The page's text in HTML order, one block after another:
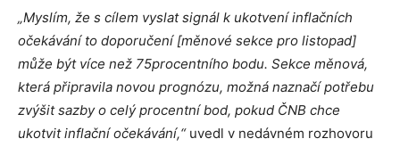
„Myslím, že s cílem vyslat signál k ukotvení inflačních
očekávání to doporučení [měnové sekce pro listopad]
může být více než 75procentního bodu. Sekce měnová,
která připravila novou prognózu, možná naznačí potřebu
zvýšit sazby o celý procentní bod, pokud ČNB chce
ukotvit inflační očekávání,“uvedl v nedávném rozhovoru